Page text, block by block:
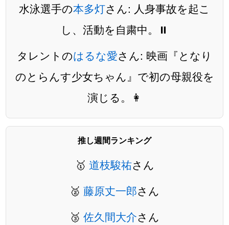
水泳選手の本多灯さん: 人身事故を起こ
し、活動を自粛中。⏸️
タレントのはるな愛さん: 映画『となり
のとらんす少女ちゃん』で初の母親役を
演じる。👩
推し週間ランキング
🥇 道枝駿祐さん
🥈 藤原丈一郎さん
🥉 佐久間大介さん